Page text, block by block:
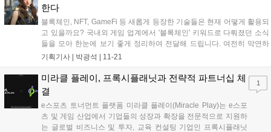
한다
블록체인, NFT, GameFi 등 새롭게 등장한 기술들은 현재 어떻게 활용되
고 있을까요? 국내외 게임 업계에서 '블록체인' 키워드로 다뤄졌던 소식
들을 모아 한눈에 보기 좋게 정리하여 전달해 드립니다. 여전히 막연하
기만 한 블록체인 기술 관련 소식을 계속 보고 듣다 보면, 지금보다는 한
되...
기획기사 | 박광석 11-21
미라클 플레이, 프록시플래닛과 전략적 파트너십 체
결
e스포츠 토너먼트 플랫폼 미라클 플레이(Miracle Play)는 e스포
츠 및 게임 산업에서 기업들의 성장과 확장을 전문적으로 지원하
는 글로벌 비즈니스 및 투자, 교육 컨설팅 기업인 프록시플래닛
1